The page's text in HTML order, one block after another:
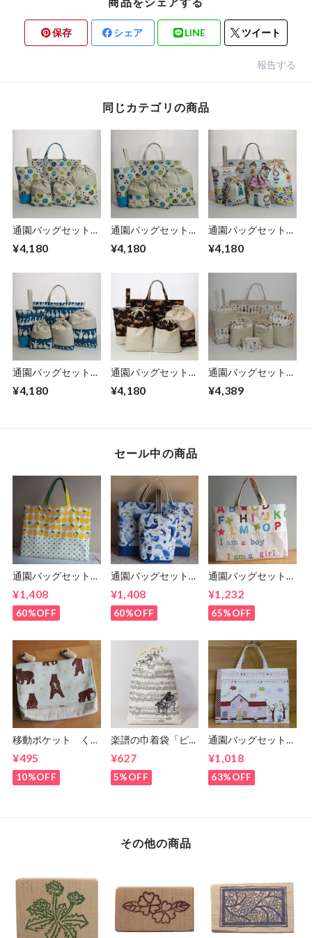
保存 シェア LINE ツイート
報告する
同じカテゴリの商品
通園バッグセット／
サッカーボール２
(5-230)
¥4,180
通園バッグセット／
サッカーボール (5-
228)
¥4,180
通園バッグセット／
バナナちゃんとアッ
プルちゃんとネコの
¥4,180
通園バッグセット／
あひる (5-231)
¥4,180
通園バッグセット／
さまざまな動物 (5-
225)
¥4,180
通園バッグセット／
みんな友だち (5-
226)
¥4,389
セール中の商品
通園バッグセット／
本バッグ(5-155)
¥1,408
60%OFF
通園バッグセット／
セット(5-179)
¥1,408
60%OFF
通園バッグセット／
文の絵本バッグ(5-
65)
¥1,232
65%OFF
移動ポケット くま
さん柄 (5-149)
¥495
10%OFF
楽譜の巾着袋「ピア
ノとバイオリン」
(5-268)
¥627
5%OFF
通園バッグセット／
アニマルフレンドの
通園バッグセット
(5-60)
¥1,018
63%OFF
その他の商品